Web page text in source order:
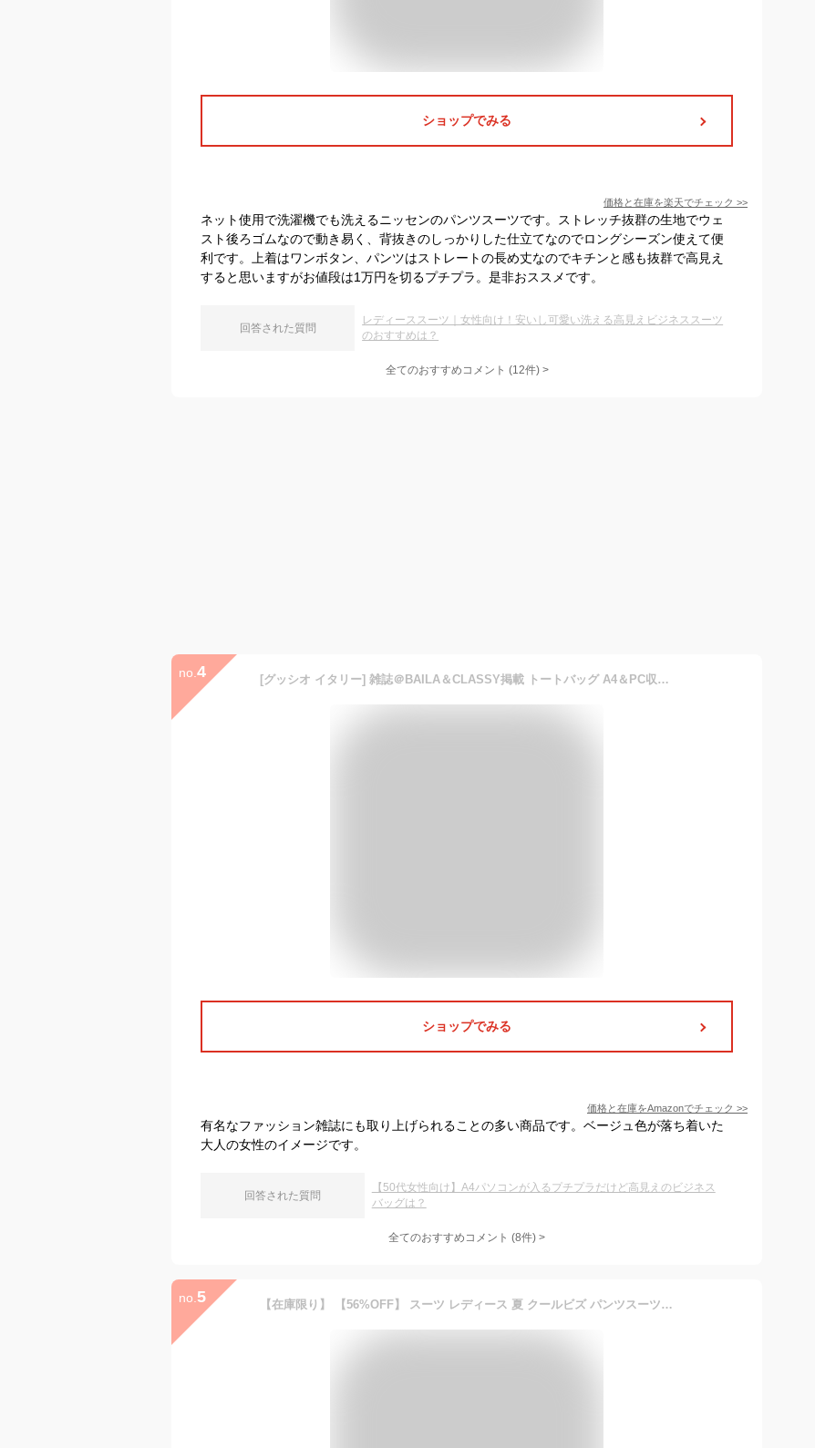
ショップでみる
価格と在庫を楽天でチェック >>
ネット使用で洗濯機でも洗えるニッセンのパンツスーツです。ストレッチ抜群の生地でウェ
スト後ろゴムなので動き易く、背抜きのしっかりした仕立てなのでロングシーズン使えて便
利です。上着はワンボタン、パンツはストレートの長め丈なのでキチンと感も抜群で高見え
すると思いますがお値段は1万円を切るプチプラ。是非おススメです。
回答された質問
レディーススーツ｜女性向け！安いし可愛い洗える高見えビジネススーツ
のおすすめは？
全てのおすすめコメント (12件) >
no. 4 [グッシオ イタリー] 雑誌＠BAILA＆CLASSY掲載 トートバッグ A4＆PC収納 エレガンス オンオフ兼用 PUレザー ファッション リクルート 通勤 ビジネス レディース italy 170994
ショップでみる
価格と在庫をAmazonでチェック >>
有名なファッション雑誌にも取り上げられることの多い商品です。ベージュ色が落ち着いた
大人の女性のイメージです。
回答された質問
【50代女性向け】A4パソコンが入るプチプラだけど高見えのビジネス
バッグは？
全てのおすすめコメント (8件) >
no. 5 【在庫限り】 【56%OFF】 スーツ レディース 夏 クールビズ パンツスーツ ビジネススーツ ロング ストレッチ 洗える オフィス ビジネス 通勤 仕事 面接 就職活動 転職 セレモニー 大きいサイズ 小さいサイズ オールシーズン 春 秋 冬 試着チケット対象